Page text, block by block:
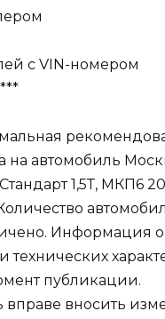
с VIN-номером
на автомобиль
1,5Т, МКП6
Информация о
технических
публикации.
вправе вносить